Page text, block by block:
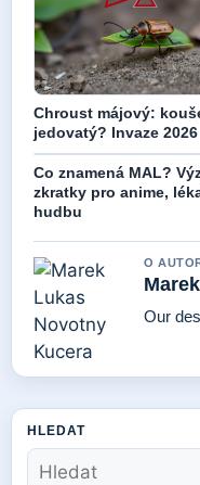
Chroust májový:
jedovatý? Invaze 2026
Co znamená MAL?
zkratky pro anime,
hudbu
O
Our
HLEDAT